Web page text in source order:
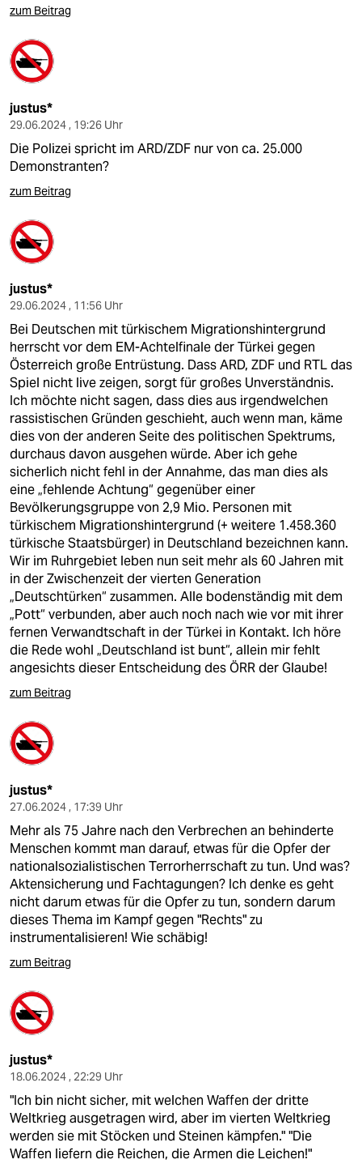
zum Beitrag
justus*
29.06.2024 , 19:26 Uhr
Die Polizei spricht im ARD/ZDF nur von ca. 25.000
Demonstranten?
zum Beitrag
justus*
29.06.2024 , 11:56 Uhr
Bei Deutschen mit türkischem Migrationshintergrund
herrscht vor dem EM-Achtelfinale der Türkei gegen
Österreich große Entrüstung. Dass ARD, ZDF und RTL das
Spiel nicht live zeigen, sorgt für großes Unverständnis.
Ich möchte nicht sagen, dass dies aus irgendwelchen
rassistischen Gründen geschieht, auch wenn man, käme
dies von der anderen Seite des politischen Spektrums,
durchaus davon ausgehen würde. Aber ich gehe
sicherlich nicht fehl in der Annahme, das man dies als
eine „fehlende Achtung“ gegenüber einer
Bevölkerungsgruppe von 2,9 Mio. Personen mit
türkischem Migrationshintergrund (+ weitere 1.458.360
türkische Staatsbürger) in Deutschland bezeichnen kann.
Wir im Ruhrgebiet leben nun seit mehr als 60 Jahren mit
in der Zwischenzeit der vierten Generation
„Deutschtürken“ zusammen. Alle bodenständig mit dem
„Pott“ verbunden, aber auch noch nach wie vor mit ihrer
fernen Verwandtschaft in der Türkei in Kontakt. Ich höre
die Rede wohl „Deutschland ist bunt“, allein mir fehlt
angesichts dieser Entscheidung des ÖRR der Glaube!
zum Beitrag
justus*
27.06.2024 , 17:39 Uhr
Mehr als 75 Jahre nach den Verbrechen an behinderte
Menschen kommt man darauf, etwas für die Opfer der
nationalsozialistischen Terrorherrschaft zu tun. Und was?
Aktensicherung und Fachtagungen? Ich denke es geht
nicht darum etwas für die Opfer zu tun, sondern darum
dieses Thema im Kampf gegen "Rechts" zu
instrumentalisieren! Wie schäbig!
zum Beitrag
justus*
18.06.2024 , 22:29 Uhr
"Ich bin nicht sicher, mit welchen Waffen der dritte
Weltkrieg ausgetragen wird, aber im vierten Weltkrieg
werden sie mit Stöcken und Steinen kämpfen." "Die
Waffen liefern die Reichen, die Armen die Leichen!"